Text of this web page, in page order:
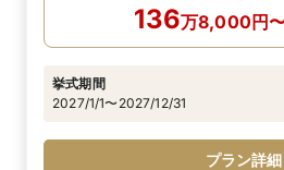
136万8,000円
挙式期間
2027/1/1〜2027/12/31
プラン詳細